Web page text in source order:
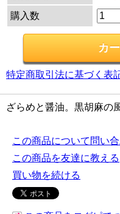
購入数
特定商取引法に基づく表
ざらめと醤油。黒胡麻の
この商品について問い
この商品を友達に教える
買い物を続ける